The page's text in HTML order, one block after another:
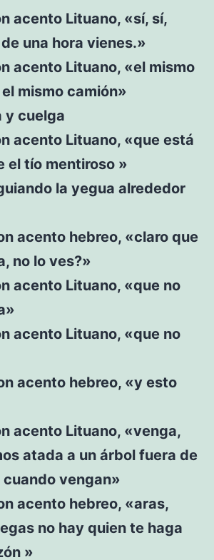
acento Lituano, «sí, sí,
una hora vienes.»
acento Lituano, «el mismo
mismo camión»
y cuelga
acento Lituano, «que está
el tío mentiroso »
la yegua alrededor
acento hebreo, «claro que
no lo ves?»
acento Lituano, «que no
acento Lituano, «que no
acento hebreo, «y esto
acento Lituano, «venga,
atada a un árbol fuera de
vengan»
acento hebreo, «aras,
no hay quien te haga
»